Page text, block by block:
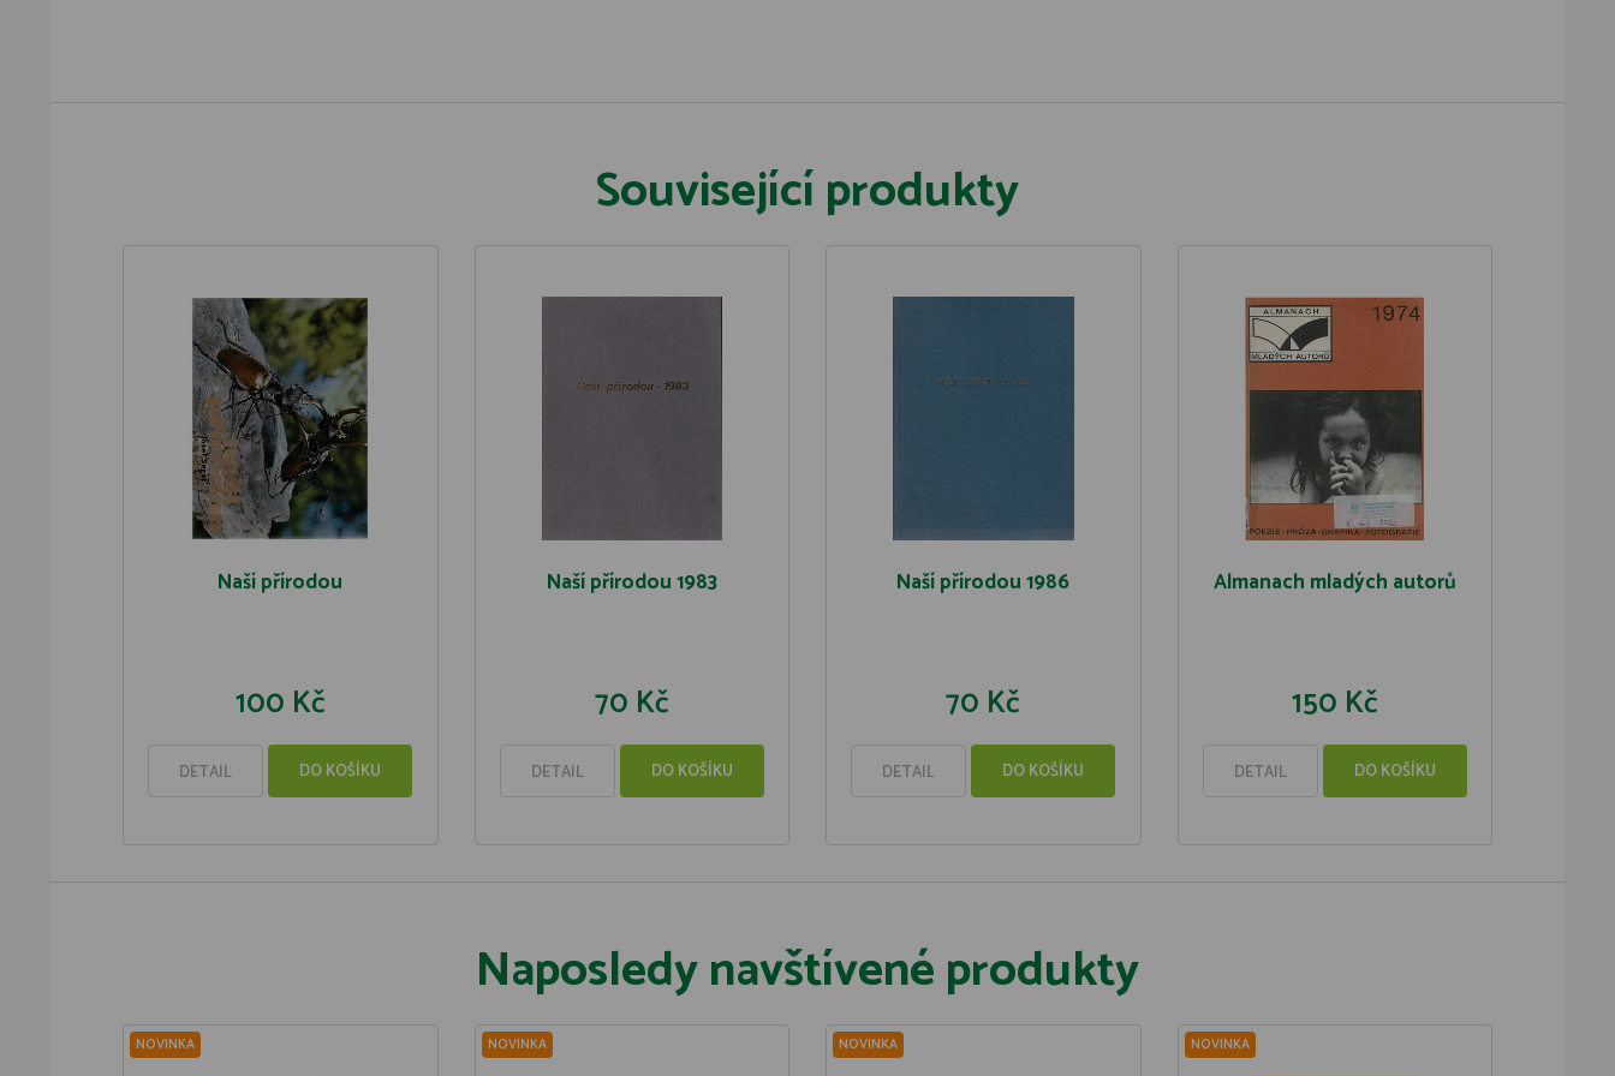
Související produkty
Naší přírodou
100 Kč
DETAIL DO KOŠÍKU
Naší přírodou 1983
70 Kč
DETAIL DO KOŠÍKU
Naší přírodou 1986
70 Kč
DETAIL DO KOŠÍKU
Almanach mladých autorů
150 Kč
DETAIL DO KOŠÍKU
Naposledy navštívené produkty
NOVINKA NOVINKA NOVINKA NOVINKA